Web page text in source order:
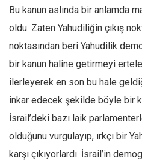
Kitap
Karisi kitap sualleri
7 soruda bu hafta
Ekonomi
Spor
Manzara
Sağlık
Gıda-Beslenme
Bu kanun aslında bir anlamda
oldu. Zaten Yahudiliğin çıkış
noktasından beri Yahudilik
bir kanun haline getirmeyi
ilerleyerek en son bu hale
inkar edecek şekilde böyle bir
İsrail’deki bazı laik
olduğunu vurgulayıp, ırkçı bir
karşı çıkıyorlardı. İsrail’in